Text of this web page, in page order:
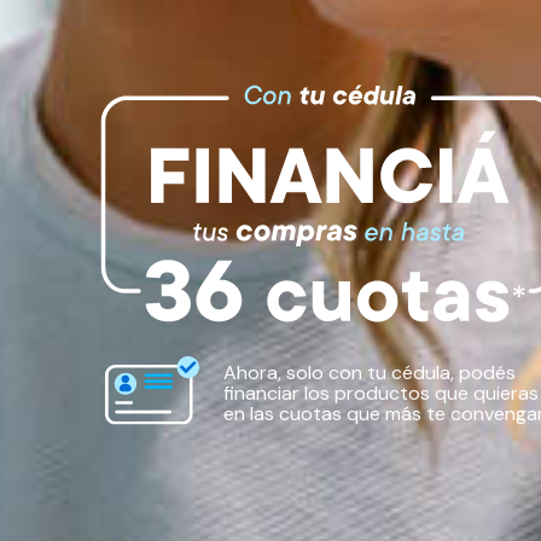
Ahora, solo con tu cédula, podés
financiar los productos que quieras
en las cuotas que más te